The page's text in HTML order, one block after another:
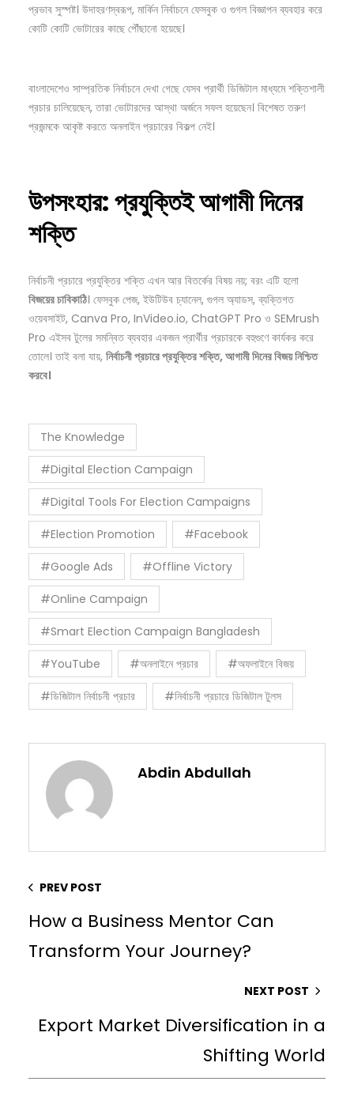
প্রভাব সুস্পষ্ট। উদাহরণস্বরূপ, মার্কিন নির্বাচনে ফেসবুক ও গুগল বিজ্ঞাপন ব্যবহার করে
কোটি কোটি ভোটারের কাছে পৌঁছানো হয়েছে।
বাংলাদেশেও সাম্প্রতিক নির্বাচনে দেখা গেছে যেসব প্রার্থী ডিজিটাল মাধ্যমে শক্তিশালী
প্রচার চালিয়েছেন, তারা ভোটারদের আস্থা অর্জনে সফল হয়েছেন। বিশেষত তরুণ
প্রজন্মকে আকৃষ্ট করতে অনলাইন প্রচারের বিকল্প নেই।
উপসংহার:প্রযুক্তিইআগামীদিনের
শক্তি
নির্বাচনী প্রচারে প্রযুক্তির শক্তি এখন আর বিতর্কের বিষয় নয়; বরং এটি হলো
বিজয়েরচাবিকাঠি। ফেসবুক পেজ, ইউটিউব চ্যানেল, গুগল অ্যাডস, ব্যক্তিগত
ওয়েবসাইট, Canva Pro, InVideo.io, ChatGPT Pro ও SEMrush
Pro এইসব টুলের সমন্বিত ব্যবহার একজন প্রার্থীর প্রচারকে বহুগুণে কার্যকর করে
তোলে। তাই বলা যায়, নির্বাচনীপ্রচারেপ্রযুক্তিরশক্তি,আগামীদিনেরবিজয়নিশ্চিত
করবে।
The Knowledge
#Digital Election Campaign
#Digital Tools For Election Campaigns
#Election Promotion #Facebook
#Google Ads #Offline Victory
#Online Campaign
#Smart Election Campaign Bangladesh
#YouTube #অনলাইনে প্রচার #অফলাইনে বিজয়
#ডিজিটাল নির্বাচনী প্রচার #নির্বাচনী প্রচারে ডিজিটাল টুলস
Abdin Abdullah
PREV POST
How a Business Mentor Can
Transform Your Journey?
NEXT POST
Export Market Diversification in a
Shifting World